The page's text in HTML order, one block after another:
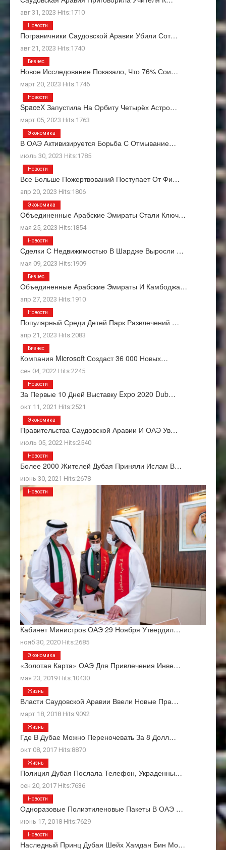
авг 31, 2023 Hits:1710
Пограничники Саудовской Аравии Убили Сот…
авг 21, 2023 Hits:1740
Новости
Новое Исследование Показало, Что 76% Сои…
март 20, 2023 Hits:1746
Бизнес
SpaceX Запустила На Орбиту Четырёх Астро…
март 05, 2023 Hits:1763
Новости
В ОАЭ Активизируется Борьба С Отмывание…
июль 30, 2023 Hits:1785
Экономика
Все Больше Пожертвований Поступает От Фи…
апр 20, 2023 Hits:1806
Новости
Объединенные Арабские Эмираты Стали Ключ…
мая 25, 2023 Hits:1854
Экономика
Сделки С Недвижимостью В Шардже Выросли …
мая 09, 2023 Hits:1909
Новости
Объединенные Арабские Эмираты И Камбоджа…
апр 27, 2023 Hits:1910
Бизнес
Популярный Среди Детей Парк Развлечений …
апр 21, 2023 Hits:2083
Новости
Компания Microsoft Создаст 36 000 Новых…
сен 04, 2022 Hits:2245
Бизнес
За Первые 10 Дней Выставку Expo 2020 Dub…
окт 11, 2021 Hits:2521
Новости
Правительства Саудовской Аравии И ОАЭ Ув…
июль 05, 2022 Hits:2540
Экономика
Более 2000 Жителей Дубая Приняли Ислам В…
июнь 30, 2021 Hits:2678
Новости
Кабинет Министров ОАЭ 29 Ноября Утвердил…
нояб 30, 2020 Hits:2685
Новости
«Золотая Карта» ОАЭ Для Привлечения Инве…
мая 23, 2019 Hits:10430
Экономика
Власти Саудовской Аравии Ввели Новые Пра…
март 18, 2018 Hits:9092
Жизнь
Где В Дубае Можно Переночевать За 8 Долл…
окт 08, 2017 Hits:8870
Жизнь
Полиция Дубая Послала Телефон, Украденны…
сен 20, 2017 Hits:7636
Жизнь
Одноразовые Полиэтиленовые Пакеты В ОАЭ …
июнь 17, 2018 Hits:7629
Новости
Наследный Принц Дубая Шейх Хамдан Бин Мо…
Новости